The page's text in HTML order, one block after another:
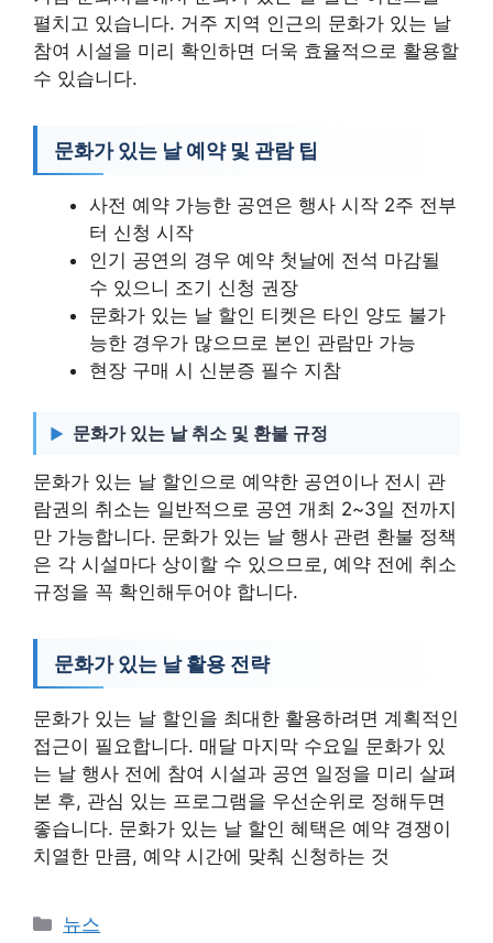
펼치고 있습니다. 거주 지역 인근의 문화가 있는 날
참여 시설을 미리 확인하면 더욱 효율적으로 활용할
수 있습니다.
문화가 있는 날 예약 및 관람 팁
사전 예약 가능한 공연은 행사 시작 2주 전부
터 신청 시작
인기 공연의 경우 예약 첫날에 전석 마감될
수 있으니 조기 신청 권장
문화가 있는 날 할인 티켓은 타인 양도 불가
능한 경우가 많으므로 본인 관람만 가능
현장 구매 시 신분증 필수 지참
문화가 있는 날 취소 및 환불 규정
문화가 있는 날 할인으로 예약한 공연이나 전시 관
람권의 취소는 일반적으로 공연 개최 2~3일 전까지
만 가능합니다. 문화가 있는 날 행사 관련 환불 정책
은 각 시설마다 상이할 수 있으므로, 예약 전에 취소
규정을 꼭 확인해두어야 합니다.
문화가 있는 날 활용 전략
문화가 있는 날 할인을 최대한 활용하려면 계획적인
접근이 필요합니다. 매달 마지막 수요일 문화가 있
는 날 행사 전에 참여 시설과 공연 일정을 미리 살펴
본 후, 관심 있는 프로그램을 우선순위로 정해두면
좋습니다. 문화가 있는 날 할인 혜택은 예약 경쟁이
치열한 만큼, 예약 시간에 맞춰 신청하는 것
카
뉴스